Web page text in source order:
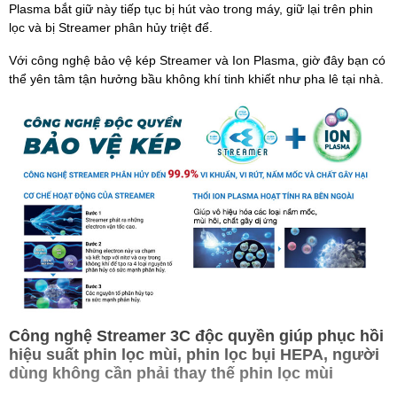
Plasma bắt giữ này tiếp tục bị hút vào trong máy, giữ lại trên phin
lọc và bị Streamer phân hủy triệt để.
Với công nghệ bảo vệ kép Streamer và Ion Plasma, giờ đây bạn có
thể yên tâm tận hưởng bầu không khí tinh khiết như pha lê tại nhà.
Công nghệ Streamer 3C độc quyền giúp phục hồi
hiệu suất phin lọc mùi, phin lọc bụi HEPA, người
dùng không cần phải thay thế phin lọc mùi